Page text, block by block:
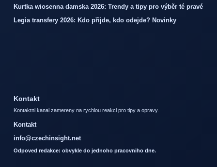
Kurtka wiosenna damska 2026: Trendy a tipy pro výběr té pravé
Legia transfery 2026: Kdo přijde, kdo odejde? Novinky
Kontakt
Kontaktni kanal zamereny na rychlou reakci pro tipy a opravy.
Kontakt
info@czechinsight.net
Odpoved redakce: obvykle do jednoho pracovniho dne.